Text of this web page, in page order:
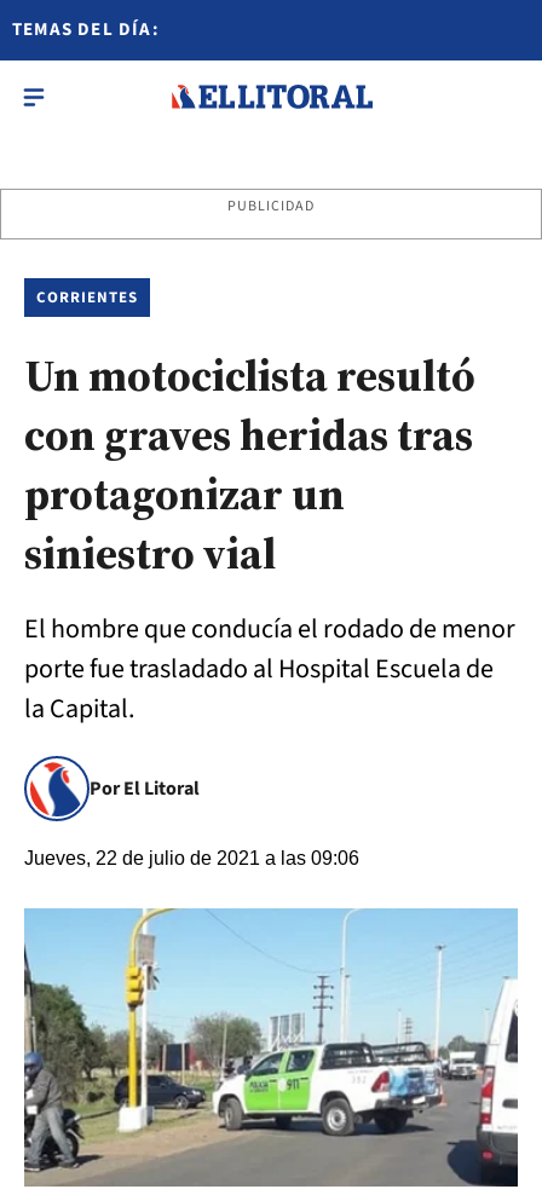
TEMAS DEL DÍA:
PUBLICIDAD
CORRIENTES
Un motociclista resultó
con graves heridas tras
protagonizar un
siniestro vial
El hombre que conducía el rodado de menor
porte fue trasladado al Hospital Escuela de
la Capital.
Por El Litoral
Jueves, 22 de julio de 2021 a las 09:06